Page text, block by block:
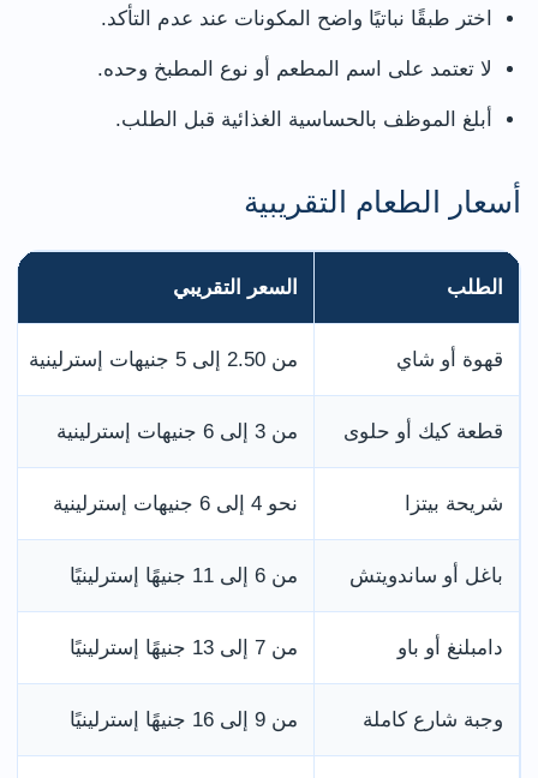
اختر طبقًا نباتيًا واضح المكونات عند عدم التأكد.
لا تعتمد على اسم المطعم أو نوع المطبخ وحده.
أبلغ الموظف بالحساسية الغذائية قبل الطلب.
أسعار الطعام التقريبية
الطلب السعر التقريبي
قهوة أو شاي من 2.50 إلى 5 جنيهات إسترلينية
قطعة كيك أو حلوى من 3 إلى 6 جنيهات إسترلينية
شريحة بيتزا نحو 4 إلى 6 جنيهات إسترلينية
باغل أو ساندويتش من 6 إلى 11 جنيهًا إسترلينيًا
دامبلنغ أو باو من 7 إلى 13 جنيهًا إسترلينيًا
وجبة شارع كاملة من 9 إلى 16 جنيهًا إسترلينيًا